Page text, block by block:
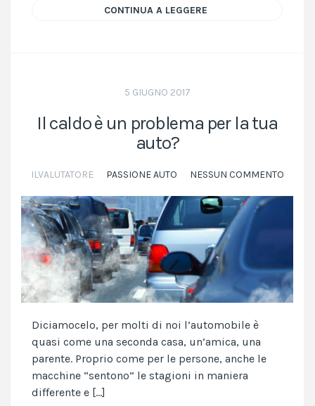
CONTINUA A LEGGERE
5 GIUGNO 2017
Il caldo è un problema per la tua
auto?
ILVALUTATORE PASSIONE AUTO NESSUN COMMENTO
Diciamocelo, per molti di noi l’automobile è
quasi come una seconda casa, un’amica, una
parente. Proprio come per le persone, anche le
macchine “sentono” le stagioni in maniera
differente e […]